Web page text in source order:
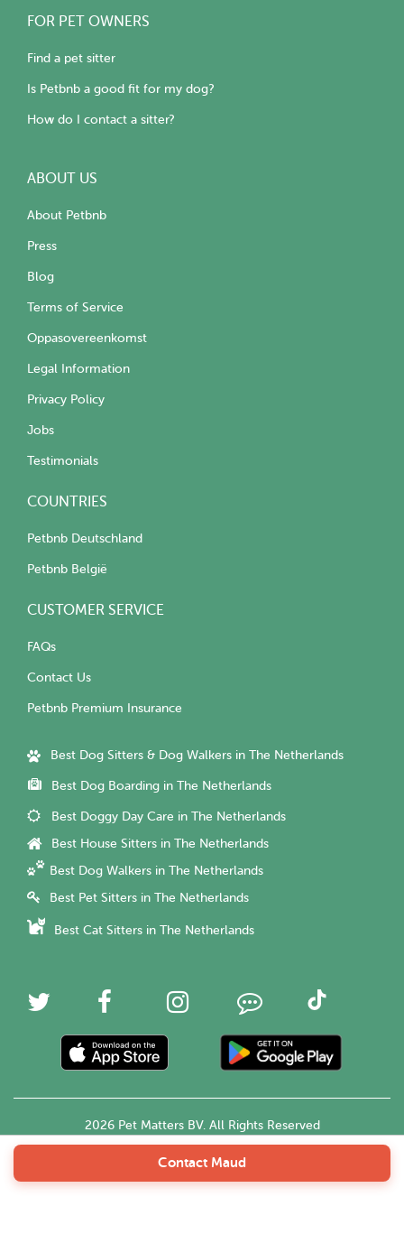
Contact Maud
FOR PET OWNERS
Find a pet sitter
Is Petbnb a good fit for my dog?
How do I contact a sitter?
ABOUT US
About Petbnb
Press
Blog
Terms of Service
Oppasovereenkomst
Legal Information
Privacy Policy
Jobs
Testimonials
COUNTRIES
Petbnb Deutschland
Petbnb België
CUSTOMER SERVICE
FAQs
Contact Us
Petbnb Premium Insurance
Best Dog Sitters & Dog Walkers in The Netherlands
Best Dog Boarding in The Netherlands
Best Doggy Day Care in The Netherlands
Best House Sitters in The Netherlands
Best Dog Walkers in The Netherlands
Best Pet Sitters in The Netherlands
Best Cat Sitters in The Netherlands
2026 Pet Matters BV. All Rights Reserved